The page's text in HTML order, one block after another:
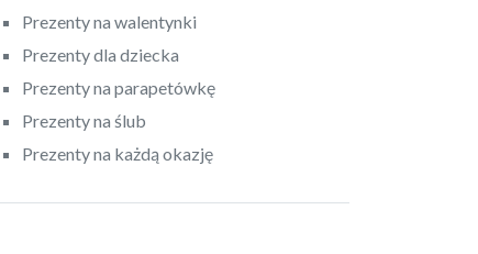
Prezenty na walentynki
Prezenty dla dziecka
Prezenty na parapetówkę
Prezenty na ślub
Prezenty na każdą okazję